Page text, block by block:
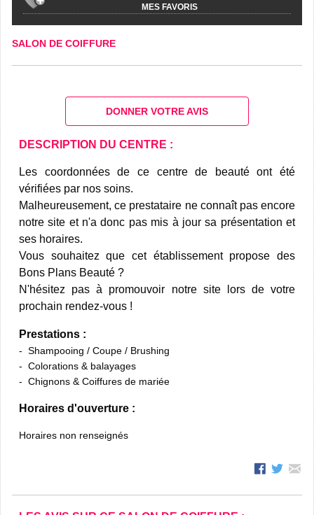
MES FAVORIS
SALON DE COIFFURE
DONNER VOTRE AVIS
DESCRIPTION DU CENTRE :
Les coordonnées de ce centre de beauté ont été
vérifiées par nos soins.
Malheureusement, ce prestataire ne connaît pas encore
notre site et n'a donc pas mis à jour sa présentation et
ses horaires.
Vous souhaitez que cet établissement propose des
Bons Plans Beauté ?
N'hésitez pas à promouvoir notre site lors de votre
prochain rendez-vous !
Prestations :
Shampooing / Coupe / Brushing
Colorations & balayages
Chignons & Coiffures de mariée
Horaires d'ouverture :
Horaires non renseignés